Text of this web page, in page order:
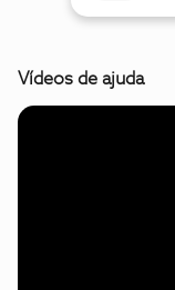
Vídeos de ajuda